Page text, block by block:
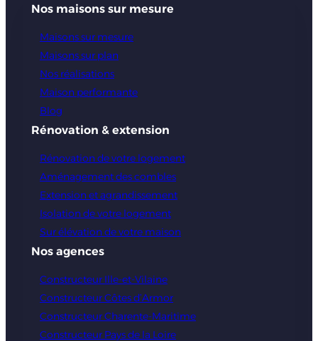
Nos maisons sur mesure
Maisons sur mesure
Maisons sur plan
Nos réalisations
Maison performante
Blog
Rénovation & extension
Rénovation de votre logement
Aménagement des combles
Extension et agrandissement
Isolation de votre logement
Sur élévation de votre maison
Nos agences
Constructeur Ille-et-Vilaine
Constructeur Côtes d’Armor
Constructeur Charente-Maritime
Constructeur Pays de la Loire